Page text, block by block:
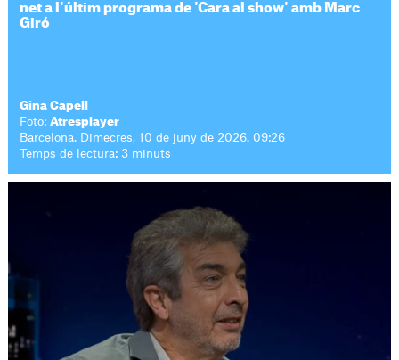
net a l'últim programa de 'Cara al show' amb Marc
Giró
Gina Capell
Foto:Atresplayer
Barcelona. Dimecres, 10 de juny de 2026. 09:26
Temps de lectura: 3 minuts